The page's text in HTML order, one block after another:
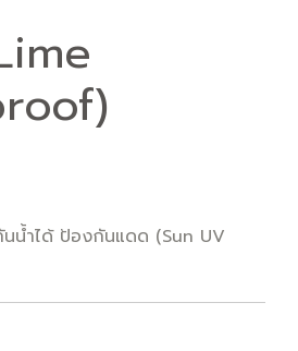
น้ำได้ ป้องกันแดด (Sun UV